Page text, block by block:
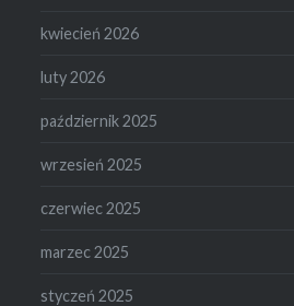
kwiecień 2026
luty 2026
październik 2025
wrzesień 2025
czerwiec 2025
marzec 2025
styczeń 2025